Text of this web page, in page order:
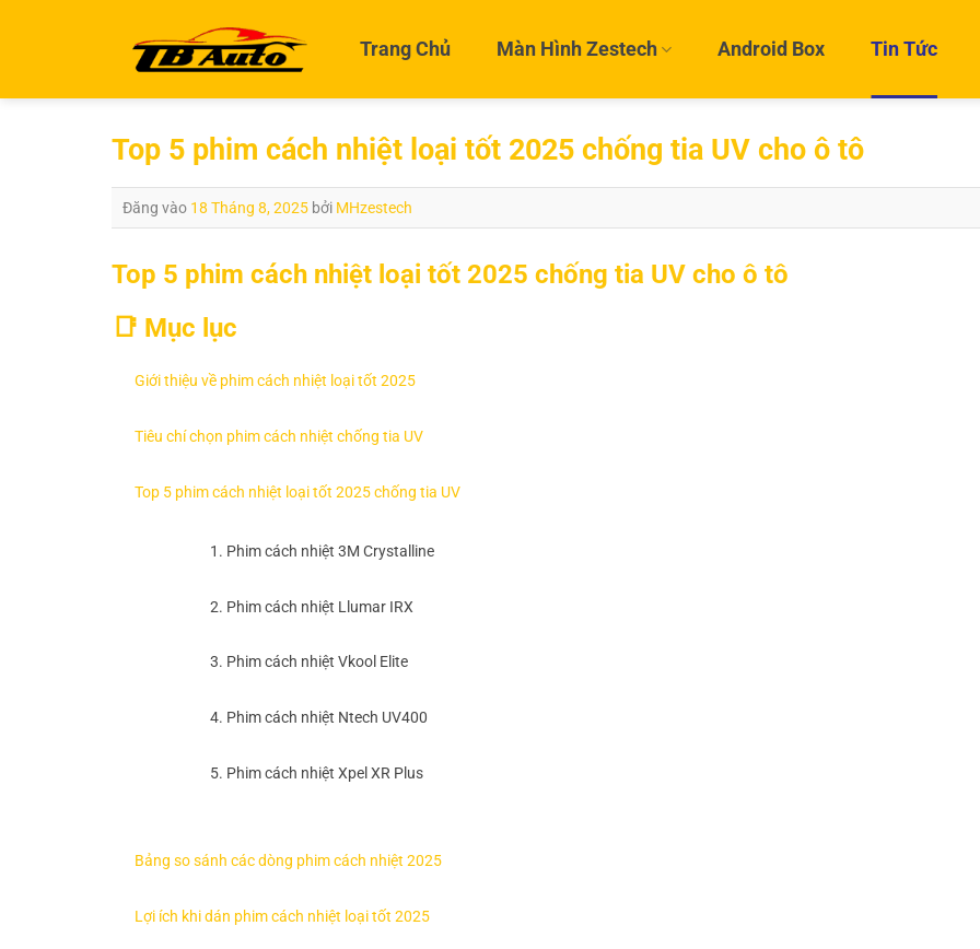
dung
Trang Chủ Màn Hình Zestech Android Box Tin Tức
Top 5 phim cách nhiệt loại tốt 2025 chống tia UV cho ô tô
Đăng vào 18 Tháng 8, 2025 bởi MHzestech
Top 5 phim cách nhiệt loại tốt 2025 chống tia UV cho ô tô
📑 Mục lục
Giới thiệu về phim cách nhiệt loại tốt 2025
Tiêu chí chọn phim cách nhiệt chống tia UV
Top 5 phim cách nhiệt loại tốt 2025 chống tia UV
1. Phim cách nhiệt 3M Crystalline
2. Phim cách nhiệt Llumar IRX
3. Phim cách nhiệt Vkool Elite
4. Phim cách nhiệt Ntech UV400
5. Phim cách nhiệt Xpel XR Plus
Bảng so sánh các dòng phim cách nhiệt 2025
Lợi ích khi dán phim cách nhiệt loại tốt 2025